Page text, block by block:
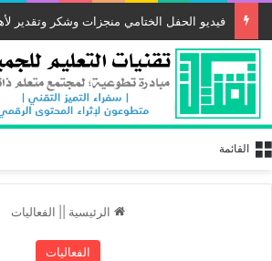
فيديو الحفل الختامي منجزات وشكر وتقدير
القائمة
الرئيسية الفعاليات
الفعاليات